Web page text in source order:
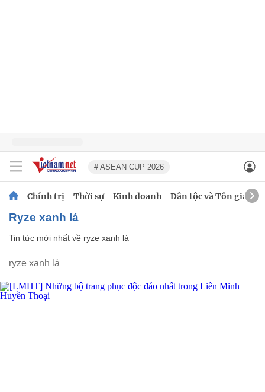
# ASEAN CUP 2026
Chính trị Thời sự Kinh doanh Dân tộc và Tôn giáo
ryze xanh lá
Tin tức mới nhất về ryze xanh lá
ryze xanh lá